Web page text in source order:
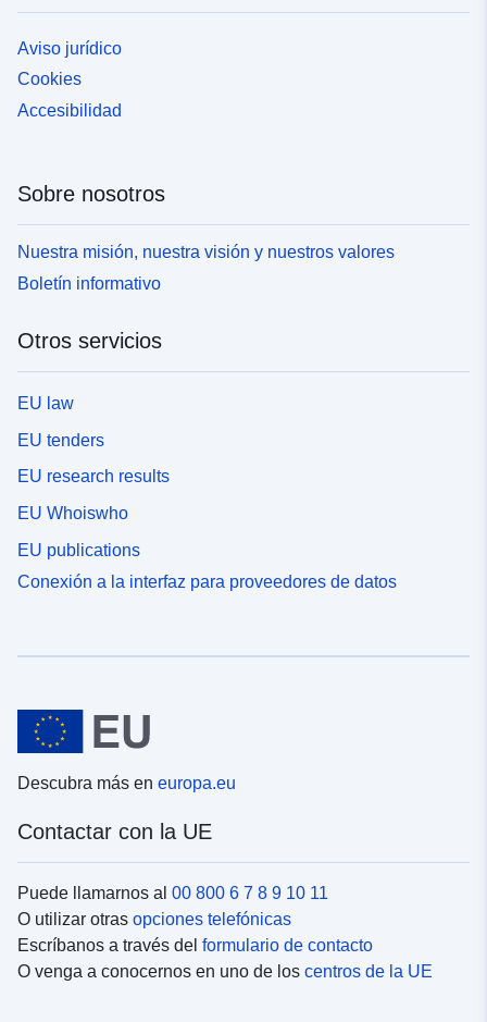
Aviso jurídico
Cookies
Accesibilidad
Sobre nosotros
Nuestra misión, nuestra visión y nuestros valores
Boletín informativo
Otros servicios
EU law
EU tenders
EU research results
EU Whoiswho
EU publications
Conexión a la interfaz para proveedores de datos
Descubra más en europa.eu
Contactar con la UE
Puede llamarnos al 00 800 6 7 8 9 10 11
O utilizar otras opciones telefónicas
Escríbanos a través del formulario de contacto
O venga a conocernos en uno de los centros de la UE